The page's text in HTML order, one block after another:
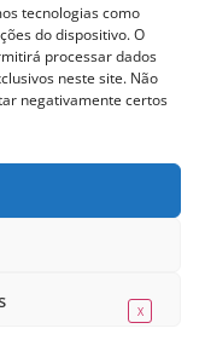
tecnologias como
do dispositivo. O
processar dados
neste site. Não
negativamente certos
Proibida cópia total ou
X